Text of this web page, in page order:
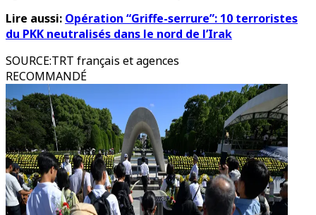
Lire aussi: Opération “Griffe-serrure”: 10 terroristes
du PKK neutralisés dans le nord de l’Irak
SOURCE:TRT français et agences
RECOMMANDÉ